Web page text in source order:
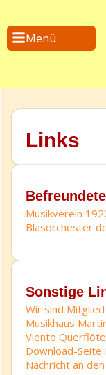
Menü
Links
Musikverein
Blasorchester
Sonstige
Wir sind
Musikhaus
Viento
Download-Seite
Nachricht an